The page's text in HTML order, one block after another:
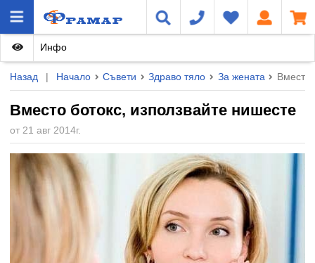
Назад | Начало Съвети Здраво тяло За жената Вместо
Вместо ботокс, използвайте нишесте
от 21 авг 2014г.
Инфо